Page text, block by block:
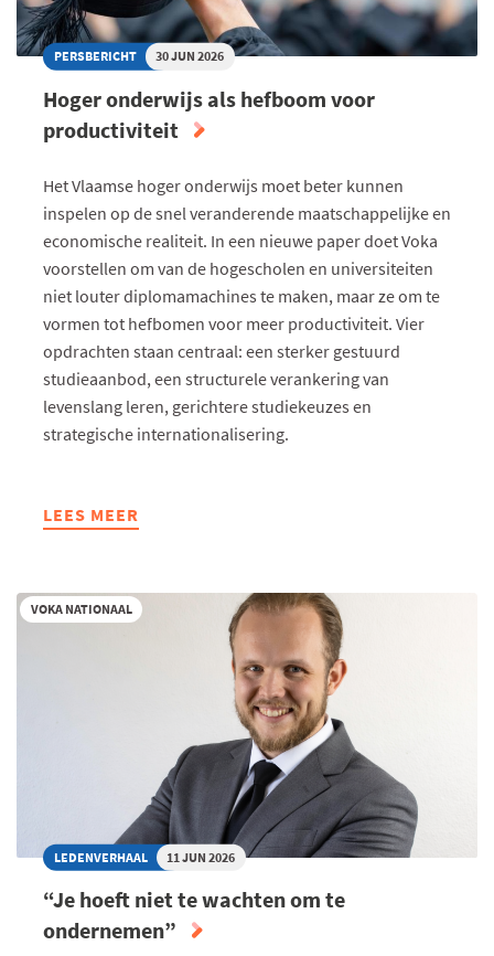
PERSBERICHT 30 JUN 2026
Hoger onderwijs als hefboom voor
productiviteit
Het Vlaamse hoger onderwijs moet beter kunnen
inspelen op de snel veranderende maatschappelijke en
economische realiteit. In een nieuwe paper doet Voka
voorstellen om van de hogescholen en universiteiten
niet louter diplomamachines te maken, maar ze om te
vormen tot hefbomen voor meer productiviteit. Vier
opdrachten staan centraal: een sterker gestuurd
studieaanbod, een structurele verankering van
levenslang leren, gerichtere studiekeuzes en
strategische internationalisering.
LEES MEER
ABOUT
ALS
HEFBOOM
VOKA NATIONAAL
LEDENVERHAAL 11 JUN 2026
“Je hoeft niet te wachten om te
ondernemen”